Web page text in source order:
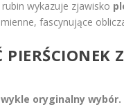
wykazuje zjawisko
fascynujące
oryginalny wybór.